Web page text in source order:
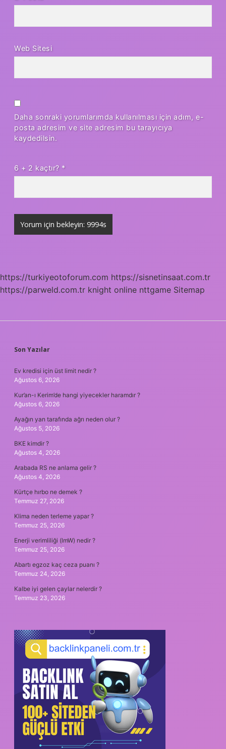
Web Sitesi
Daha sonraki yorumlarımda kullanılması için adım, e-
posta adresim ve site adresim bu tarayıcıya
kaydedilsin.
6 + 2 kaçtır? *
https://turkiyeotoforum.com https://sisnetinsaat.com.tr
https://parweld.com.tr knight online nttgame Sitemap
SIDEBAR
Son Yazılar
Ev kredisi için üst limit nedir ?
Ağustos 6, 2026
Kur’an-ı Kerim’de hangi yiyecekler haramdır ?
Ağustos 6, 2026
Ayağın yan tarafında ağrı neden olur ?
Ağustos 5, 2026
BKE kimdir ?
Ağustos 4, 2026
Arabada RS ne anlama gelir ?
Ağustos 4, 2026
Kürtçe hırbo ne demek ?
Temmuz 27, 2026
Klima neden terleme yapar ?
Temmuz 25, 2026
Enerji verimliliği (lmW) nedir ?
Temmuz 25, 2026
Abartı egzoz kaç ceza puanı ?
Temmuz 24, 2026
Kalbe iyi gelen çaylar nelerdir ?
Temmuz 23, 2026